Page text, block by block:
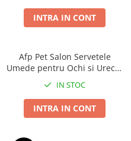
INTRA IN CONT
Afp Pet Salon Servetele
Umede pentru Ochi si Urechi
IN STOC
INTRA IN CONT